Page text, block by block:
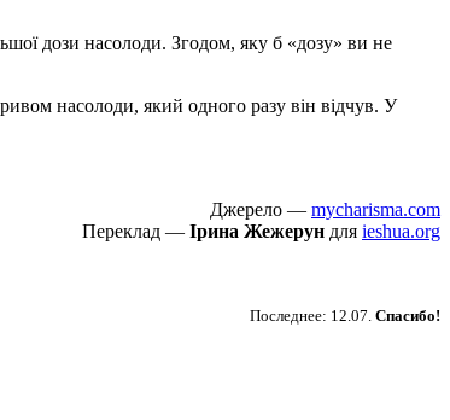
дози насолоди. Згодом, яку б «дозу» ви не
насолоди, який одного разу він відчув. У
Джерело — mycharisma.com
Переклад — Ірина Жежерун для ieshua.org
Последнее: 12.07. Спасибо!